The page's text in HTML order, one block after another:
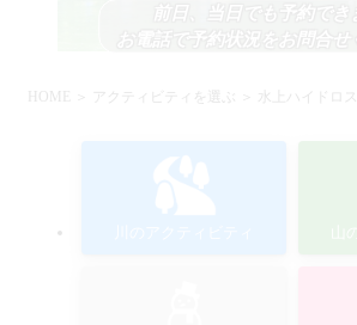
HOME アクティビティを選ぶ ＞ 水上ハイドロス